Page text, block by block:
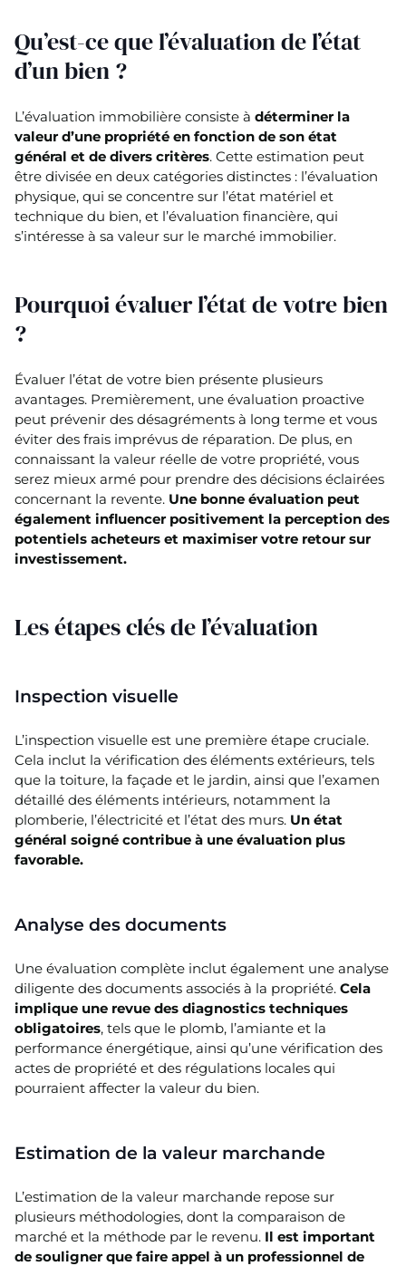
Qu’est-ce que l’évaluation de l’état
d’un bien ?
L’évaluation immobilière consiste à déterminer la
valeur d’une propriété en fonction de son état
général et de divers critères. Cette estimation peut
être divisée en deux catégories distinctes : l’évaluation
physique, qui se concentre sur l’état matériel et
technique du bien, et l’évaluation financière, qui
s’intéresse à sa valeur sur le marché immobilier.
Pourquoi évaluer l’état de votre bien
?
Évaluer l’état de votre bien présente plusieurs
avantages. Premièrement, une évaluation proactive
peut prévenir des désagréments à long terme et vous
éviter des frais imprévus de réparation. De plus, en
connaissant la valeur réelle de votre propriété, vous
serez mieux armé pour prendre des décisions éclairées
concernant la revente. Une bonne évaluation peut
également influencer positivement la perception des
potentiels acheteurs et maximiser votre retour sur
investissement.
Les étapes clés de l’évaluation
Inspection visuelle
L’inspection visuelle est une première étape cruciale.
Cela inclut la vérification des éléments extérieurs, tels
que la toiture, la façade et le jardin, ainsi que l’examen
détaillé des éléments intérieurs, notamment la
plomberie, l’électricité et l’état des murs. Un état
général soigné contribue à une évaluation plus
favorable.
Analyse des documents
Une évaluation complète inclut également une analyse
diligente des documents associés à la propriété. Cela
implique une revue des diagnostics techniques
obligatoires, tels que le plomb, l’amiante et la
performance énergétique, ainsi qu’une vérification des
actes de propriété et des régulations locales qui
pourraient affecter la valeur du bien.
Estimation de la valeur marchande
L’estimation de la valeur marchande repose sur
plusieurs méthodologies, dont la comparaison de
marché et la méthode par le revenu. Il est important
de souligner que faire appel à un professionnel de